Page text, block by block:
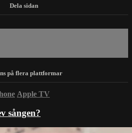
Apple TV
sången?